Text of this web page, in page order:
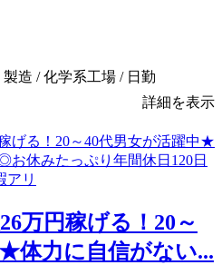
造 / 化学系工場 / 日勤
詳細を表示
万円稼げる！20～
体力に自信がない...